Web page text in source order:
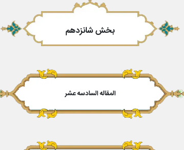
بخش شانزدهم
المقاله السادسه عشر